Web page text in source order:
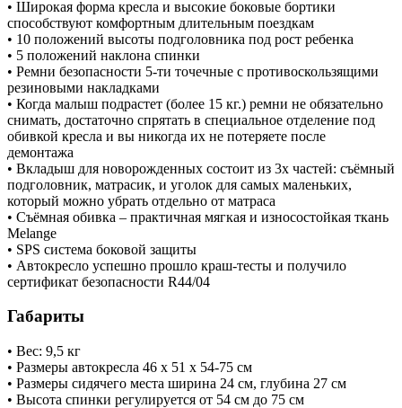
• Широкая форма кресла и высокие боковые бортики
способствуют комфортным длительным поездкам
• 10 положений высоты подголовника под рост ребенка
• 5 положений наклона спинки
• Ремни безопасности 5-ти точечные с противоскользящими
резиновыми накладками
• Когда малыш подрастет (более 15 кг.) ремни не обязательно
снимать, достаточно спрятать в специальное отделение под
обивкой кресла и вы никогда их не потеряете после
демонтажа
• Вкладыш для новорожденных состоит из 3х частей: съёмный
подголовник, матрасик, и уголок для самых маленьких,
который можно убрать отдельно от матраса
• Съёмная обивка – практичная мягкая и износостойкая ткань
Melange
• SPS система боковой защиты
• Автокресло успешно прошло краш-тесты и получило
сертификат безопасности R44/04
Габариты
• Вес: 9,5 кг
• Размеры автокресла 46 х 51 х 54-75 см
• Размеры сидячего места ширина 24 см, глубина 27 см
• Высота спинки регулируется от 54 см до 75 см